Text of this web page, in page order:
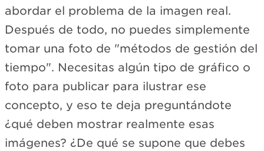
abordar el problema de la imagen real.
Después de todo, no puedes simplemente
tomar una foto de "métodos de gestión del
tiempo". Necesitas algún tipo de gráfico o
foto para publicar para ilustrar ese
concepto, y eso te deja preguntándote
¿qué deben mostrar realmente esas
imágenes? ¿De qué se supone que debes